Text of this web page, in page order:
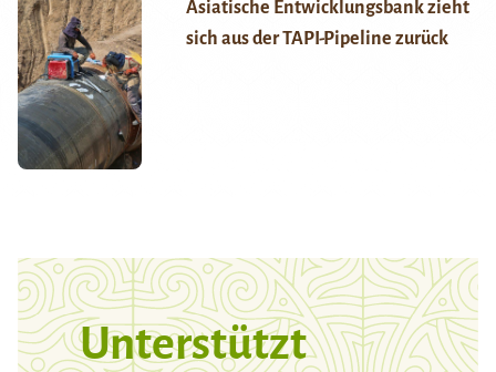
Asiatische Entwicklungsbank zieht
sich aus der TAPI-Pipeline zurück
Unterstützt